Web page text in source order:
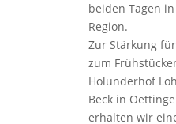
beiden Tagen
Region.
Zur Stärkung
zum
Holunderhof
Beck in
erhalten wir